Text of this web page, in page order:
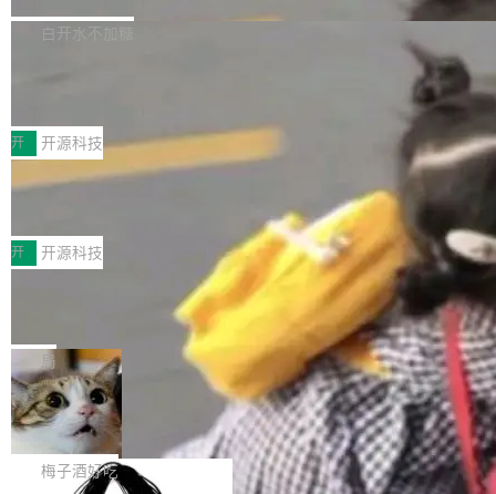
个主 agent 循环，外加一组后台 agent。这些后
库，并将作为transport接入Mooncake TENT。
MPComm将作为一种传输引擎接入Mooncake T
ENT，实现零拷贝传输性能提升30%、非零拷贝
传输性能最高提升5倍。UCL-MPComm底层基
于自研UCL-Engine通信引擎，后续腾讯网平将
持续开源更多基于UCL-Engine的高性能通信组
件。 腾讯网平团队在UCL-MPComm中实现了一
个独立于业务线程的全局通信引擎（Engine），
白开水不加糖
型案例入选名单》，深信服“面向企业研发场景的
开源 AI 编程平台 CoStrict 应用”凭借卓越的技术
创新与落地成效成功入选。 全链路私有化部署，
助力企业AI研发安全落地 当前，越来越多企业已
经开始引入 AI Coding 工具，通过调用公有云模
型或企业内部部署模型提升研发效率。但随着 AI
Coding 从个人辅助工具逐步走向团队级、组织
级应用，企业在规模化落地过程中，对安全性、
可控性和代码质量提出了更高要求。 首先是数据
安全与合规要求。对于大多数普通研发场景，公
有云模型能够满足快速试用和效率提升的需求。
但对于金融、能源、医疗等对数据安全要求较...
开 开源科技
深信服AI算力网关入选工信部人工智能
前不久，工业和信息化部正式发布《2025年人工
智能应用典型案例名单》，集中展示人工智能在
各领域的应用成果，覆盖技术底座、行业赋能、
产品应用、支撑保障、专题等五大方向。深信服
AI算力网关（AI创新平台）成功入选！ 随着各行
各业的Agent走向规模化建设，算力构成形态逐
渐丰富，用户关注的重点也在发生变化：不只是
让AI用起来，还要进一步看清混合算力时代下，
Token花在哪里、算力是否被充分利用，以及持
续增长的AI成本该如何优化。 深信服AI算力网关
正是围绕这些实际问题，从Token治理和成本治
开 开源科技
Jeff Dean 离开 Google：一个时代的结
束，一个实验室的开始
Google 员工编号 20。MapReduce 作者之一。
Bigtable 作者之一。TensorFlow 的作者之一。
Gemini 的架构师。Google 首席科学家。 Jeff D
ean 在 Google 工作了 27 年后，宣布离职。 他
不是一个人走。一同离开的还有 Sanjay Ghema
wat（Google 员工编号 23，Jeff Dean 二十多
年的编程搭档，MapReduce 和 Bigtable 的共同
局
🔥 SolonCode v2026.8.4 发布：界面
字体可调、22 种语言、记忆搜索增强
打开终端就能上岗的全中文编码智能体，这一轮
把「看得清、用母语、记得住」三件事一次补
梅子酒好吃